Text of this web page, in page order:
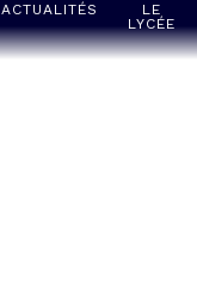
ACTUALITÉS
LE
LYCÉE